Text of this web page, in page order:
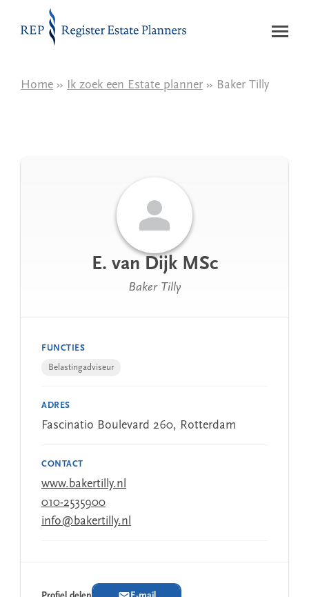
Naar de inhoud
Home » Ik zoek een Estate planner » Baker Tilly
E. van Dijk MSc
Baker Tilly
FUNCTIES
Belastingadviseur
ADRES
Fascinatio Boulevard 260, Rotterdam
CONTACT
www.bakertilly.nl
010-2535900
info@bakertilly.nl